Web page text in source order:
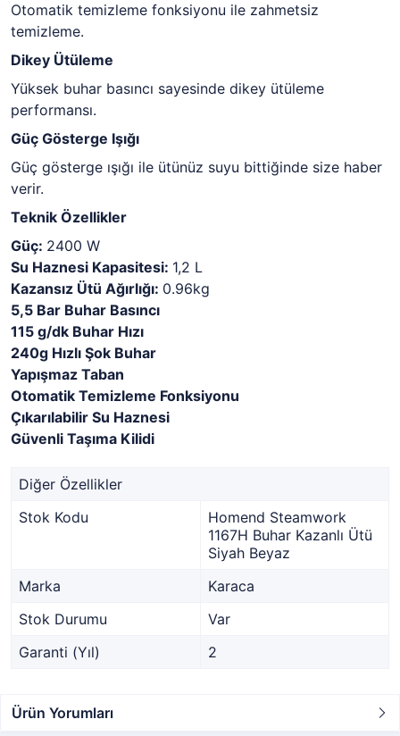
Otomatik temizleme fonksiyonu ile zahmetsiz
temizleme.
Dikey Ütüleme
Yüksek buhar basıncı sayesinde dikey ütüleme
performansı.
Güç Gösterge Işığı
Güç gösterge ışığı ile ütünüz suyu bittiğinde size haber
verir.
Teknik Özellikler
Güç: 2400 W
Su Haznesi Kapasitesi: 1,2 L
Kazansız Ütü Ağırlığı: 0.96kg
5,5 Bar Buhar Basıncı
115 g/dk Buhar Hızı
240g Hızlı Şok Buhar
Yapışmaz Taban
Otomatik Temizleme Fonksiyonu
Çıkarılabilir Su Haznesi
Güvenli Taşıma Kilidi
Diğer Özellikler
Stok Kodu
Homend Steamwork
1167H Buhar Kazanlı Ütü
Siyah Beyaz
Marka
Karaca
Stok Durumu
Var
Garanti (Yıl)
2
Ürün Yorumları